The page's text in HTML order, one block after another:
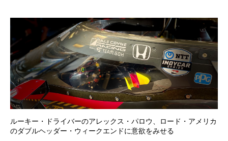
ルーキー・ドライバーのアレックス・パロウ、ロード・アメリカ
のダブルヘッダー・ウィークエンドに意欲をみせる